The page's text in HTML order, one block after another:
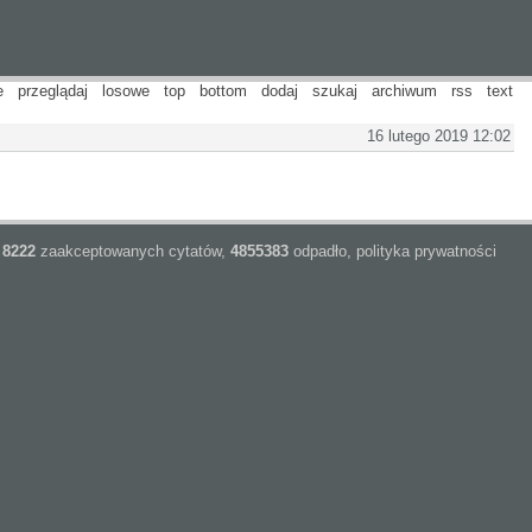
przeglądaj losowe top bottom dodaj szukaj archiwum rss text
16 lutego 2019 12:02
8222 zaakceptowanych cytatów, 4855383 odpadło, polityka prywatności